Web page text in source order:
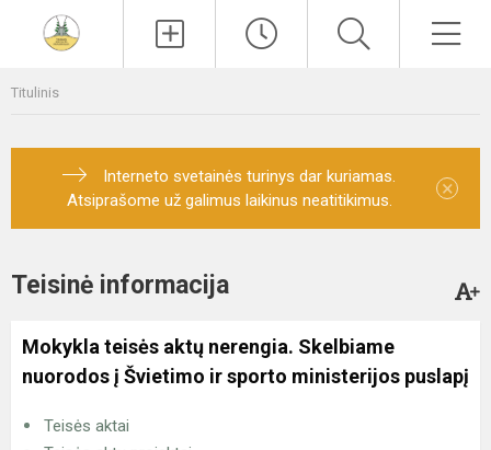
Titulinis
Interneto svetainės turinys dar kuriamas.
Atsiprašome už galimus laikinus neatitikimus.
×
Teisinė informacija
Mokykla teisės aktų nerengia. Skelbiame
nuorodos į Švietimo ir sporto ministerijos puslapį
Teisės aktai